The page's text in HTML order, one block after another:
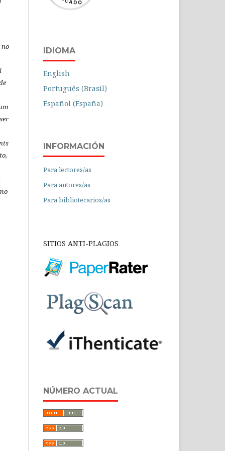
no IDIOMA
English
Português (Brasil)
Español (España)
INFORMACIÓN
Para lectores/as
Para autores/as
Para bibliotecarios/as
SITIOS ANTI-PLAGIOS
NÚMERO ACTUAL